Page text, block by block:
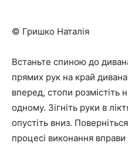
© Гришко Наталія
Встаньте спиною до
прямих рук на край
вперед, стопи розмістіть
одному. Зігніть руки в
опустіть вниз.
процесі виконання вправи